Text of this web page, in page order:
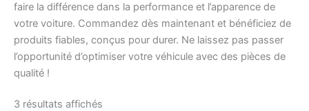
faire la différence dans la performance et l’apparence de
votre voiture. Commandez dès maintenant et bénéficiez de
produits fiables, conçus pour durer. Ne laissez pas passer
l’opportunité d’optimiser votre véhicule avec des pièces de
qualité !
3 résultats affichés